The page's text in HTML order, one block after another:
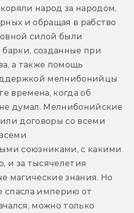
народ за народом,
и обращая в рабство
силой были
созданные при
а также помощь
мелнибонийцы
времена, когда об
думал. Мелнибонийские
договоры со всеми
союзниками, с какими
и за тысячелетия
магические знания. Но
спасла империю от
можно только